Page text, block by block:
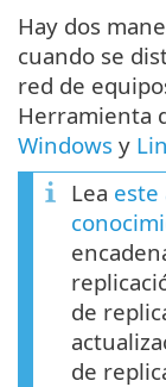
Hay dos
cuando se
red de
Herramienta
Windows y
Lea este
de
de